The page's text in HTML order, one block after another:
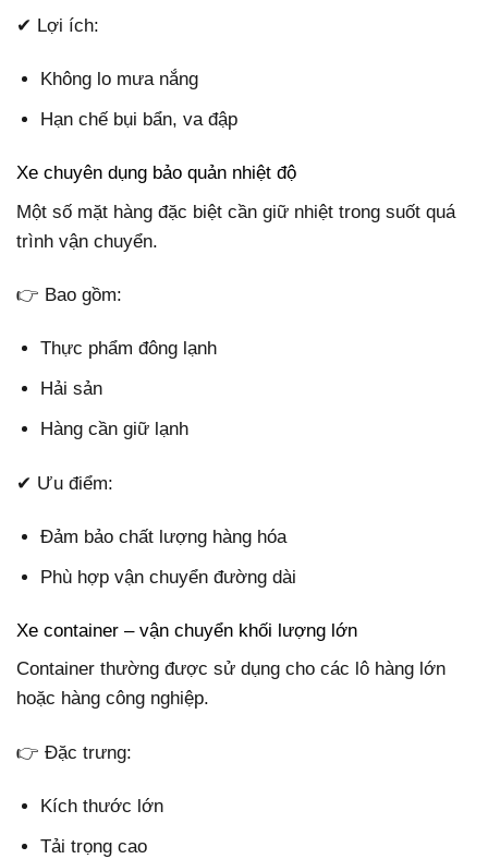
✔ Lợi ích:
Không lo mưa nắng
Hạn chế bụi bẩn, va đập
Xe chuyên dụng bảo quản nhiệt độ
Một số mặt hàng đặc biệt cần giữ nhiệt trong suốt quá
trình vận chuyển.
👉 Bao gồm:
Thực phẩm đông lạnh
Hải sản
Hàng cần giữ lạnh
✔ Ưu điểm:
Đảm bảo chất lượng hàng hóa
Phù hợp vận chuyển đường dài
Xe container – vận chuyển khối lượng lớn
Container thường được sử dụng cho các lô hàng lớn
hoặc hàng công nghiệp.
👉 Đặc trưng:
Kích thước lớn
Tải trọng cao